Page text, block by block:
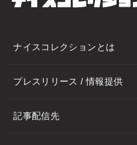
ナイスコレクションとは
プレスリリース / 情報提供
記事配信先